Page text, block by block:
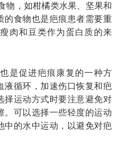
物，如柑橘类水果、坚果和
的食物也是疤痕患者需要重
肉和豆类作为蛋白质的来
促进疤痕康复的一种方
液循环，加速伤口恢复和疤
择运动方式时要注意避免对
。可以选择一些轻度的运动
中的水中运动，以避免对疤